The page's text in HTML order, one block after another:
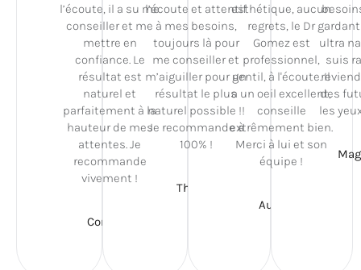
l’écoute, il a su me
conseiller et me
mettre en
confiance. Le
résultat est
naturel et
parfaitement à la
hauteur de mes
attentes. Je
recommande
vivement !
Coraly T.
l’écoute et attentif
à mes besoins,
toujours là pour
me conseiller et
m’aiguiller pour un
résultat le plus
naturel possible !!
Je recommande à
100% !
Theo A.
esthétique, aucun
regrets, le Dr
Gomez est
professionnel,
gentil, à l'écoute. Il
a un oeil excellent,
conseille
extrêmement bien.
Merci à lui et son
équipe !
Auror M.
ultra
suis
des
les